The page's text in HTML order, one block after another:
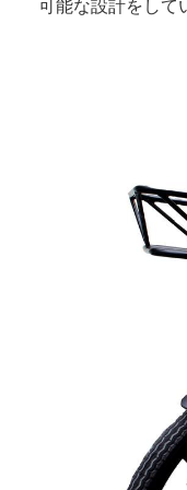
可能な設計をして